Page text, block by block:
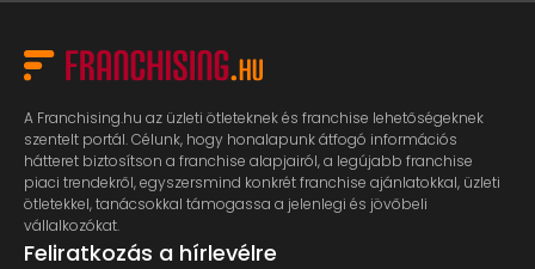
A Franchising.hu az üzleti ötleteknek és franchise lehetőségeknek
szentelt portál. Célunk, hogy honalapunk átfogó információs
hátteret biztosítson a franchise alapjairól, a legújabb franchise
piaci trendekről, egyszersmind konkrét franchise ajánlatokkal, üzleti
ötletekkel, tanácsokkal támogassa a jelenlegi és jövőbeli
vállalkozókat.
Feliratkozás a hírlevélre